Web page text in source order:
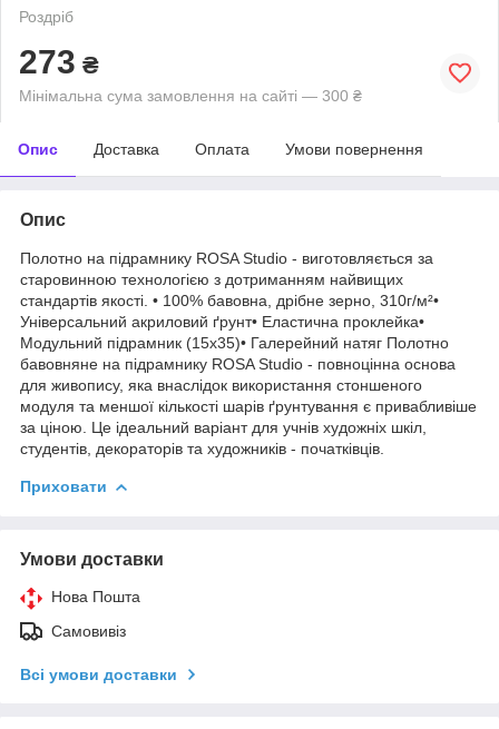
Роздріб
273 ₴
Мінімальна сума замовлення на сайті — 300 ₴
Опис Доставка Оплата Умови повернення
Опис
Полотно на підрамнику ROSA Studio - виготовляється за
старовинною технологією з дотриманням найвищих
стандартів якості. • 100% бавовна, дрібне зерно, 310г/м²•
Універсальний акриловий ґрунт• Еластична проклейка•
Модульний підрамник (15х35)• Галерейний натяг Полотно
бавовняне на підрамнику ROSA Studio - повноцінна основа
для живопису, яка внаслідок використання стоншеного
модуля та меншої кількості шарів ґрунтування є привабливіше
за ціною. Це ідеальний варіант для учнів художніх шкіл,
студентів, декораторів та художників - початківців.
Приховати
Умови доставки
Нова Пошта
Самовивіз
Всі умови доставки